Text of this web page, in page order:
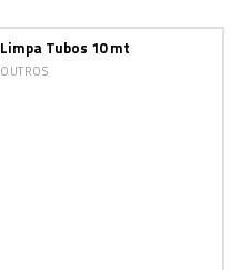
Limpa Tubos 10 mt
OUTROS